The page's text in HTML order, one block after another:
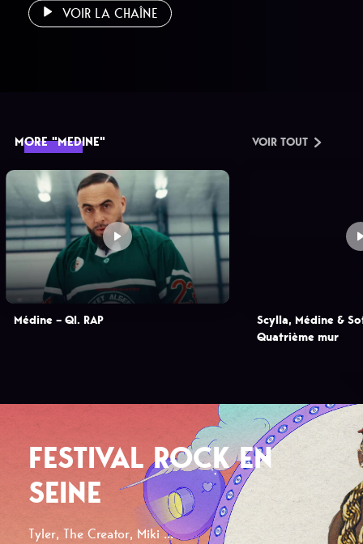
VOIR LA CHAÎNE
MORE "MEDINE" VOIR TOUT
Médine – QI. RAP
Scylla, Médine &
Quatrième mur
FESTIVAL ROCK EN
SEINE
Tyler, The Creator, Miki ...